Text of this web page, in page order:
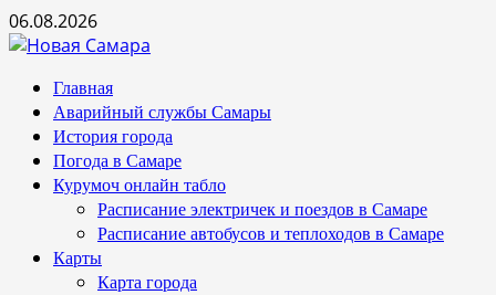
Перейти
к
06.08.2026
Основное
меню
Главная
Аварийный службы Самары
История города
Погода в Самаре
Курумоч онлайн табло
Расписание электричек и поездов в Самаре
Расписание автобусов и теплоходов в Самаре
Карты
Карта города